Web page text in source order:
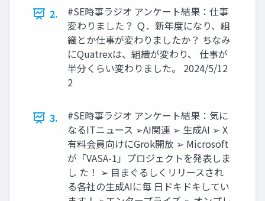
2.
#SE時事ラジオ アンケート結果：仕事
変わりました？ Ｑ．新年度になり、組
織とか仕事が変わりましたか？ ちなみ
にQuatrexは、組織が変わり、 仕事が
半分くらい変わりました。 2024/5/12
2
3.
#SE時事ラジオ アンケート結果：気に
なるITニュース ➢AI関連 ➢ 生成AI ➢ X
有料会員向けにGrok開放 ➢ Microsoft
が「VASA-1」プロジェクトを発表しま
し た！ ➢ 目まぐるしくリリースされ
る各社の生成AIに毎 日ドキドキしてい